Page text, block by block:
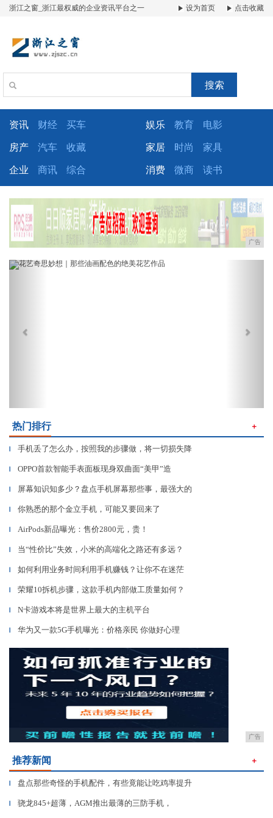
浙江之窗_浙江最权威的企业资讯平台之一 设为首页 点击收藏
搜索
资讯 财经 买车 娱乐 教育 电影
房产 汽车 收藏 家居 时尚 家具
企业 商讯 综合 消费 微商 读书
广告
Previous
热门排行 ＋
▎ 手机丢了怎么办，按照我的步骤做，将一切损失降
▎ OPPO首款智能手表面板现身双曲面“美甲”造
▎ 屏幕知识知多少？盘点手机屏幕那些事，最强大的
▎ 你熟悉的那个金立手机，可能又要回来了
▎ AirPods新品曝光：售价2800元，贵！
▎ 当“性价比”失效，小米的高端化之路还有多远？
▎ 如何利用业务时间利用手机赚钱？让你不在迷茫
▎ 荣耀10拆机步骤，这款手机内部做工质量如何？
▎ N卡游戏本将是世界上最大的主机平台
▎ 华为又一款5G手机曝光：价格亲民 你做好心理
广告
推荐新闻 ＋
▎ 盘点那些奇怪的手机配件，有些竟能让吃鸡率提升
▎ 骁龙845+超薄，AGM推出最薄的三防手机，